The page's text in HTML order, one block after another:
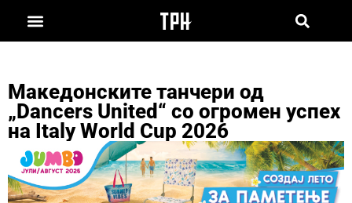
Македонските танчери од
„Dancers United“ со огромен успех
на Italy World Cup 2026